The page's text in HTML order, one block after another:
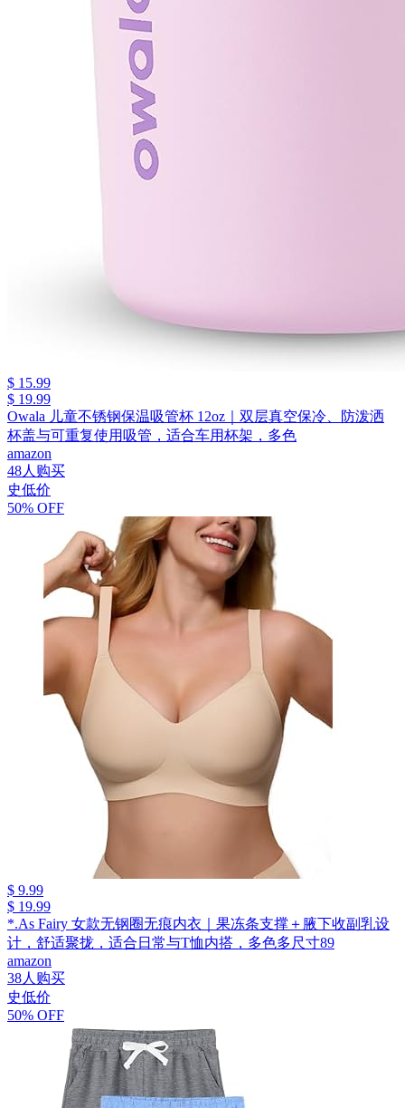
$ 15.99
$ 19.99
Owala 儿童不锈钢保温吸管杯 12oz｜双层真空保冷、防泼洒
杯盖与可重复使用吸管，适合车用杯架，多色
amazon
48人购买
史低价
50% OFF
$ 9.99
$ 19.99
*.As Fairy 女款无钢圈无痕内衣｜果冻条支撑＋腋下收副乳设
计，舒适聚拢，适合日常与T恤内搭，多色多尺寸89
amazon
38人购买
史低价
50% OFF